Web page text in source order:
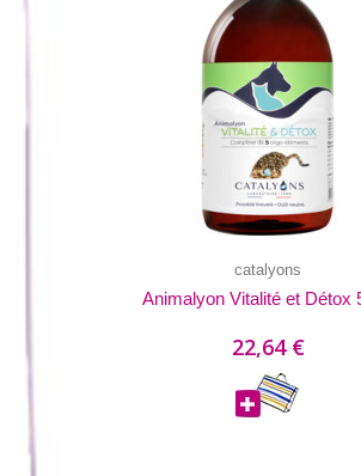
catalyons
Animalyon Vitalité et Détox
22,64 €